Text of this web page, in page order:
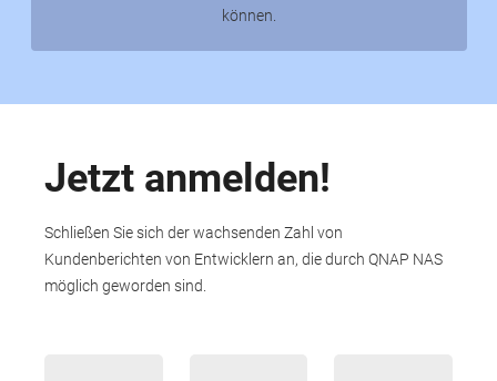
können.
Jetzt anmelden!
Schließen Sie sich der wachsenden Zahl von
Kundenberichten von Entwicklern an, die durch QNAP NAS
möglich geworden sind.